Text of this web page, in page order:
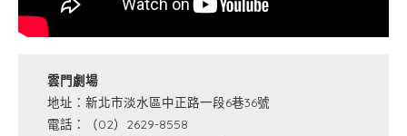
雲門劇場
地址：新北市淡水區中正路一段6巷36號
電話：（02）2629-8558